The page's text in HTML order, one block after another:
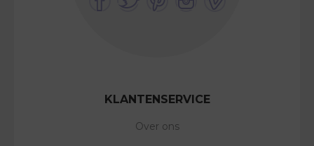
KLANTENSERVICE
Over ons